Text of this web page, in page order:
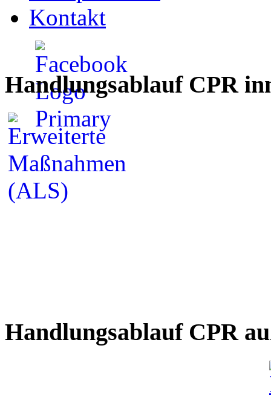
Kontakt
Handlungsablauf CPR
Handlungsablauf CPR